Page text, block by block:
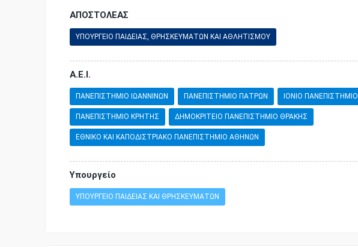
ΑΠΟΣΤΟΛΕΑΣ
ΥΠΟΥΡΓΕΙΟ ΠΑΙΔΕΙΑΣ, ΘΡΗΣΚΕΥΜΑΤΩΝ ΚΑΙ ΑΘΛΗΤΙΣΜΟΥ
Α.Ε.Ι.
ΠΑΝΕΠΙΣΤΗΜΙΟ ΙΩΑΝΝΙΝΩΝ ΠΑΝΕΠΙΣΤΗΜΙΟ ΠΑΤΡΩΝ ΙΟΝΙΟ ΠΑΝΕΠΙΣΤΗΜΙΟ
ΠΑΝΕΠΙΣΤΗΜΙΟ ΚΡΗΤΗΣ ΔΗΜΟΚΡΙΤΕΙΟ ΠΑΝΕΠΙΣΤΗΜΙΟ ΘΡΑΚΗΣ
ΕΘΝΙΚΟ ΚΑΙ ΚΑΠΟΔΙΣΤΡΙΑΚΟ ΠΑΝΕΠΙΣΤΗΜΙΟ ΑΘΗΝΩΝ
Υπουργείο
ΥΠΟΥΡΓΕΙΟ ΠΑΙΔΕΙΑΣ ΚΑΙ ΘΡΗΣΚΕΥΜΑΤΩΝ